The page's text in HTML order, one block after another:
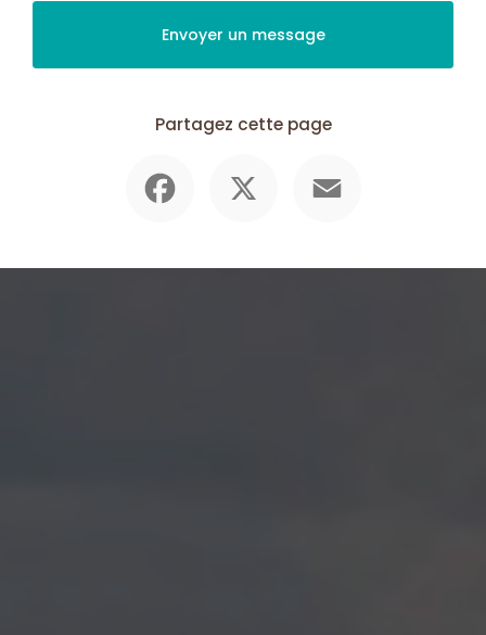
Envoyer un message
Partagez cette page